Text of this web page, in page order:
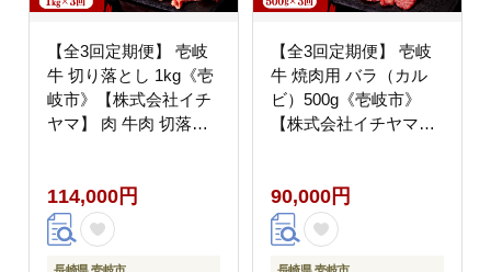
【全3回定期便】 壱岐
牛 切り落とし 1kg《壱
岐市》【株式会社イチ
ヤマ】 肉 牛肉 切落し
100000円 10万円
114,000円
【全3回定期便】 壱岐
牛 焼肉用 バラ（カル
ビ）500g《壱岐市》
【株式会社イチヤマ】
90000円 9万円
90,000円